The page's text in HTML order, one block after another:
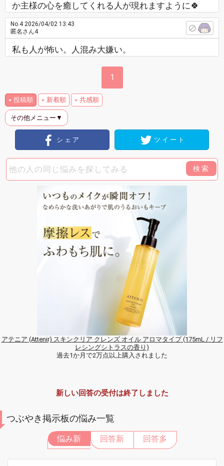
か主様の心を癒してくれる人が現れますように🍀
No.42026/04/02 13:43
匿名さん4
私も人が怖い。人混み大嫌い。
1
投稿順 新着順 共感順
その他メニュー▼
シェア ツイート
検索
アテニア (Attenir) スキンクリア クレンズ オイル アロマタイプ (175mL / リフ
レシングシトラスの香り)
過去1か月で2万点以上購入されました
新しい回答の受付は終了しました
つぶやき掲示板の悩み一覧
悩み新 回答新 回答多